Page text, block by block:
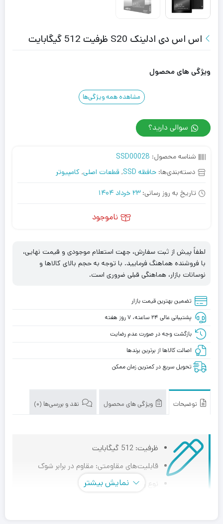
اس اس دی ادلینک S20 ظرفیت 512 گیگابایت
ویژگی های محصول
مشاهده همه ویژگی‌ها
سوالی دارید؟
شناسه محصول: SSD00028
دسته‌بندی‌ها: حافظه SSD , قطعات اصلی, کامپیوتر
تاریخ به روز رسانی:23 خرداد 1404
ناموجود
لطفاً پیش از ثبت سفارش، جهت استعلام موجودی و قیمت نهایی،
با فروشنده هماهنگ فرمایید. با توجه به حجم بالای کالاها و
نوسانات بازار، هماهنگی قبلی ضروری است.
تضمین بهترین قیمت بازار
پشتیبانی عالی ۲۴ ساعته، ۷ روز هفته
بازگشت وجه در صورت عدم رضایت
اصالت کالاها از برترین برندها
تحویل سریع در کمترین زمان ممکن
توضیحات ویژگی های محصول نقد و بررسی‌ها (0)
ظرفیت: 512 گیگابایت
قابلیت‌های مقاومتی: مقاوم در برابر شوک
نوع رابط: SATA 3.0 نمایش بیشتر